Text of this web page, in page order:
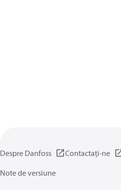
Despre Danfoss
Contactați-ne
Note de versiune